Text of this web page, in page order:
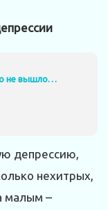
не вышло…
депрессию,
нехитрых,
малым –